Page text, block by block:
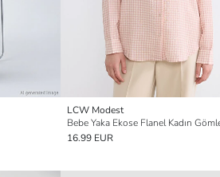
LCW Modest
16.99 EUR